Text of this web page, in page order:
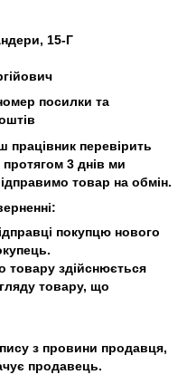
15-Г
посилки та
працівник перевірить
протягом 3 днів ми
товар на обмін.
покупцю нового
товару здійснюється
товару, що
з провини продавця,
продавець.